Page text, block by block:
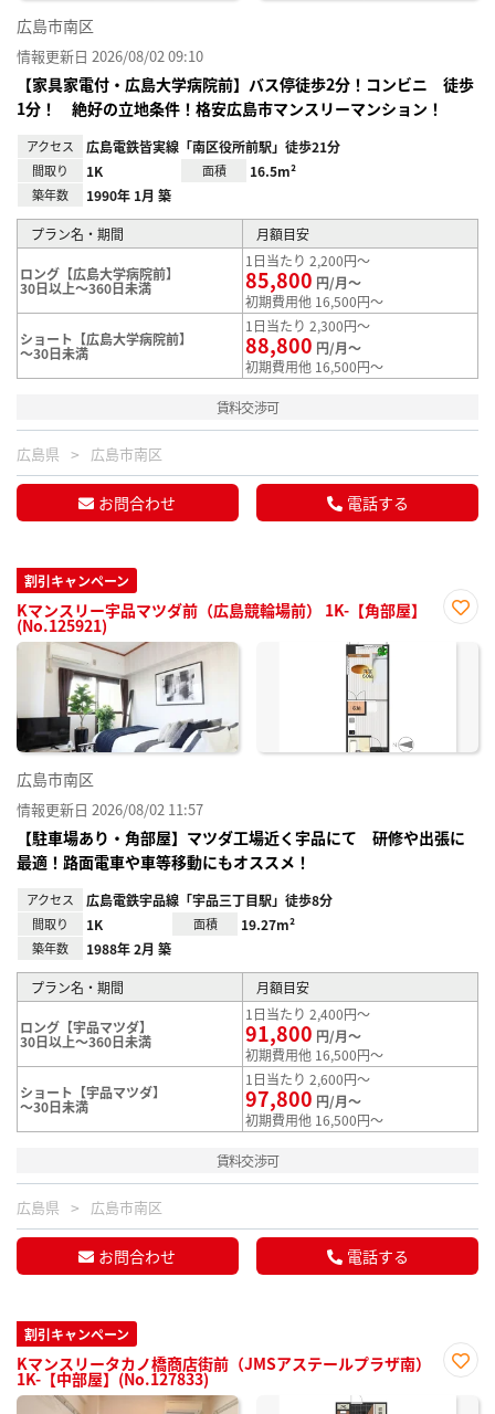
広島市南区
情報更新日 2026/08/02 09:10
【家具家電付・広島大学病院前】バス停徒歩2分！コンビニ 徒歩
1分！ 絶好の立地条件！格安広島市マンスリーマンション！
アクセス 広島電鉄皆実線「南区役所前駅」徒歩21分
間取り 1K 面積 16.5m²
築年数 1990年 1月 築
プラン名・期間 月額目安
ロング【広島大学病院前】
30日以上～360日未満
1日当たり 2,200円～
85,800 円/月～
初期費用他 16,500円～
ショート【広島大学病院前】
～30日未満
1日当たり 2,300円～
88,800 円/月～
初期費用他 16,500円～
賃料交渉可
広島県 広島市南区
お問合わせ 電話する
割引キャンペーン
Kマンスリー宇品マツダ前（広島競輪場前） 1K-【角部屋】
(No.125921)
に入
広島市南区
情報更新日 2026/08/02 11:57
【駐車場あり・角部屋】マツダ工場近く宇品にて 研修や出張に
最適！路面電車や車等移動にもオススメ！
アクセス 広島電鉄宇品線「宇品三丁目駅」徒歩8分
間取り 1K 面積 19.27m²
築年数 1988年 2月 築
プラン名・期間 月額目安
ロング【宇品マツダ】
30日以上～360日未満
1日当たり 2,400円～
91,800 円/月～
初期費用他 16,500円～
ショート【宇品マツダ】
～30日未満
1日当たり 2,600円～
97,800 円/月～
初期費用他 16,500円～
賃料交渉可
広島県 広島市南区
お問合わせ 電話する
割引キャンペーン
Kマンスリータカノ橋商店街前（JMSアステールプラザ南）
1K-【中部屋】(No.127833)
に入